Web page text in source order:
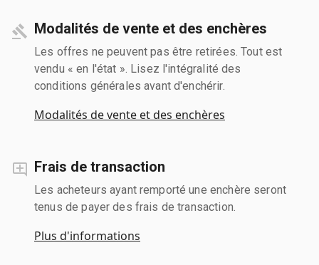
Modalités de vente et des enchères
Les offres ne peuvent pas être retirées. Tout est
vendu « en l'état ». Lisez l'intégralité des
conditions générales avant d'enchérir.
Modalités de vente et des enchères
Frais de transaction
Les acheteurs ayant remporté une enchère seront
tenus de payer des frais de transaction.
Plus d'informations